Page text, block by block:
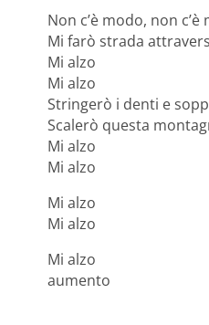
Non c’è modo, non
Mi farò strada
Mi alzo
Mi alzo
Stringerò i denti e
Scalerò questa
Mi alzo
Mi alzo
Mi alzo
Mi alzo
Mi alzo
aumento